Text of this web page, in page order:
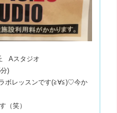
Aスタジオ
)
ボレッスンです(≧∀≦)♡今か
（笑）